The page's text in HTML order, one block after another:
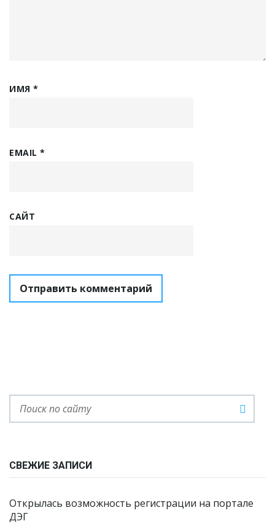
ИМЯ*
EMAIL*
САЙТ
СВЕЖИЕ ЗАПИСИ
Открылась возможность регистрации на портале
ДЭГ